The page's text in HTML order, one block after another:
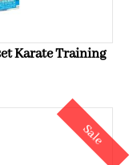
Karate Training
Sale